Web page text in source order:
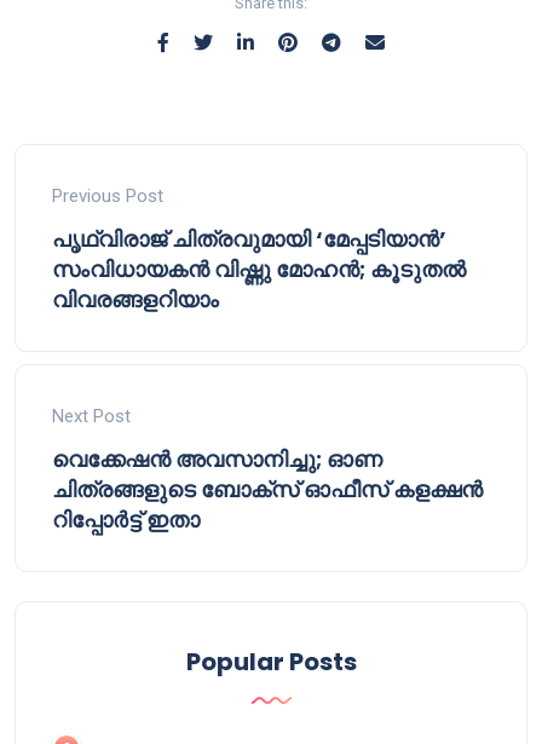
Previous Post
പൃഥ്വിരാജ് ചിത്രവുമായി ‘മേപ്പടിയാൻ’
സംവിധായകൻ വിഷ്ണു മോഹൻ; കൂടുതൽ
വിവരങ്ങളറിയാം
Next Post
വെക്കേഷൻ അവസാനിച്ചു; ഓണ
ചിത്രങ്ങളുടെ ബോക്സ് ഓഫീസ് കളക്ഷൻ
റിപ്പോർട്ട് ഇതാ
Popular Posts